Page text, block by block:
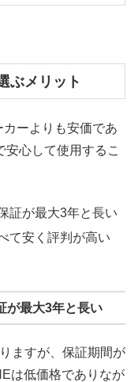
ぶメリット
ーよりも安価であ
安心して使用するこ
証が最大3年と長い
て安く評判が高い
が最大3年と長い
ますが、保証期間が
は低価格でありなが